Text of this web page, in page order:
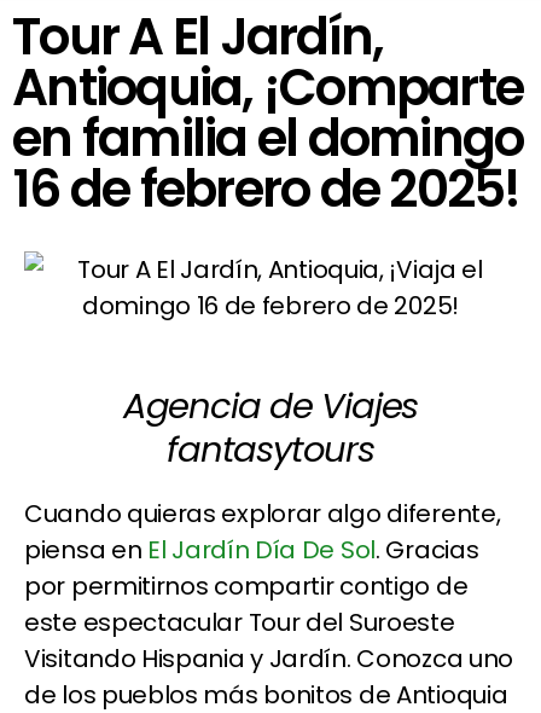
Tour A El Jardín,
Antioquia, ¡Comparte
en familia el domingo
16 de febrero de 2025!
Agencia de Viajes
fantasytours
Cuando quieras explorar algo diferente,
piensa en El Jardín Día De Sol. Gracias
por permitirnos compartir contigo de
este espectacular Tour del Suroeste
Visitando Hispania y Jardín. Conozca uno
de los pueblos más bonitos de Antioquia